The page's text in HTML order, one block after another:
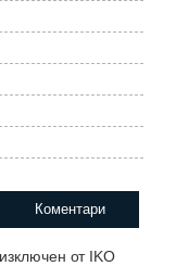
Коментари
от IKO